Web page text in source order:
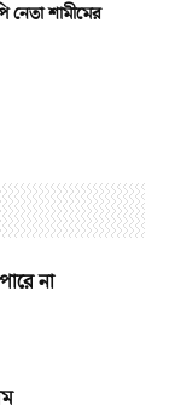
শামীমের
না